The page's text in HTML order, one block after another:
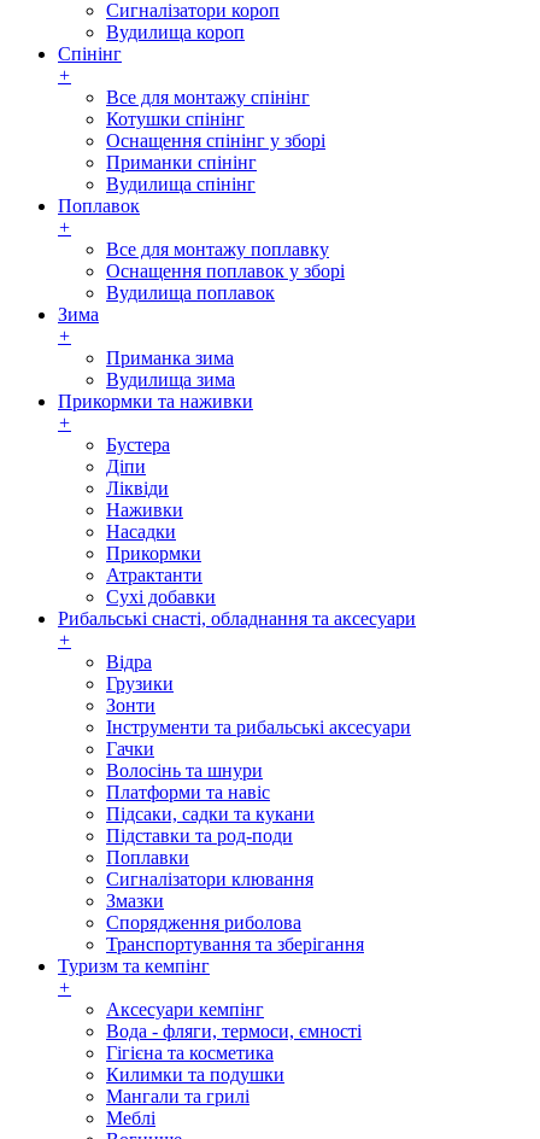
Сигналізатори короп
Вудилища короп
Спінінг
+
Все для монтажу спінінг
Котушки спінінг
Оснащення спінінг у зборі
Приманки спінінг
Вудилища спінінг
Поплавок
+
Все для монтажу поплавку
Оснащення поплавок у зборі
Вудилища поплавок
Зима
+
Приманка зима
Вудилища зима
Прикормки та наживки
+
Бустера
Діпи
Ліквіди
Наживки
Насадки
Прикормки
Атрактанти
Сухі добавки
Рибальські снасті, обладнання та аксесуари
+
Відра
Грузики
Зонти
Інструменти та рибальські аксесуари
Гачки
Волосінь та шнури
Платформи та навіс
Підсаки, садки та кукани
Підставки та род-поди
Поплавки
Сигналізатори клювання
Змазки
Спорядження риболова
Транспортування та зберігання
Туризм та кемпінг
+
Аксесуари кемпінг
Вода - фляги, термоси, ємності
Гігієна та косметика
Килимки та подушки
Мангали та грилі
Меблі